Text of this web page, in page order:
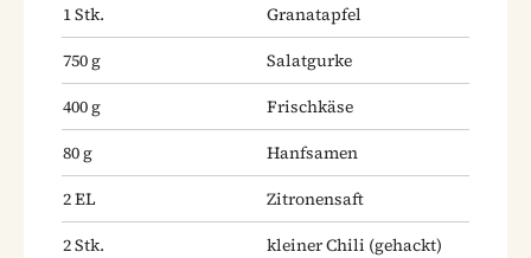
1Stk.
Granatapfel
750g
Salatgurke
400g
Frischkäse
80g
Hanfsamen
2EL
Zitronensaft
2Stk. kleiner Chili (gehackt)